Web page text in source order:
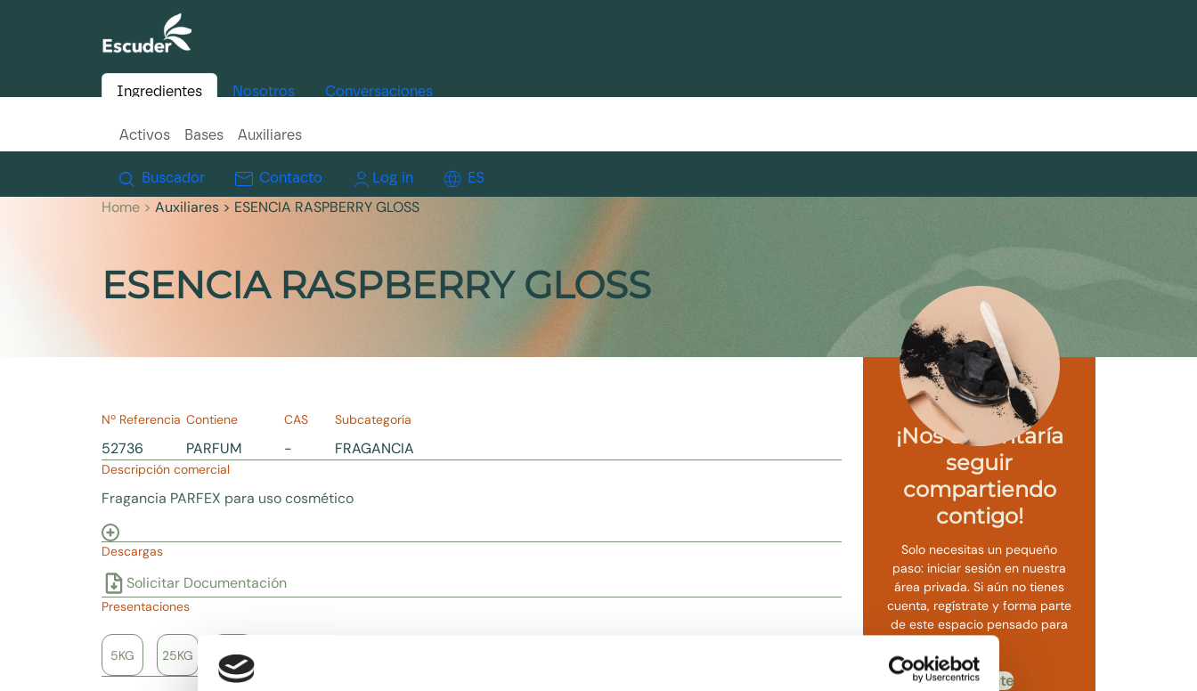
Ingredientes Nosotros Conversaciones
Activos Bases Auxiliares
Buscador Contacto Log in ES
Home > Auxiliares > ESENCIA RASPBERRY GLOSS
ESENCIA RASPBERRY GLOSS
¡Nos encantaría
seguir
compartiendo
contigo!
Solo necesitas un pequeño
paso: iniciar sesión en nuestra
área privada. Si aún no tienes
cuenta, regístrate y forma parte
de este espacio pensado para
Regístrate
Nº Referencia
52736
Contiene
PARFUM
CAS
-
Subcategoría
FRAGANCIA
Descripción comercial
Fragancia PARFEX para uso cosmético
Descargas
Solicitar Documentación
Presentaciones
5KG 25KG 100KG